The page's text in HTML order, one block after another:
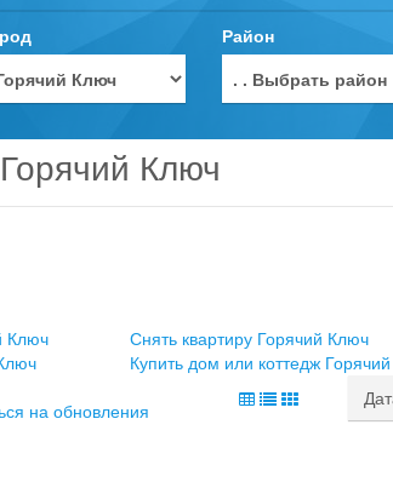
Район
. . Выбрать район
Ключ
Ключ Снять квартиру Горячий Ключ
Купить дом или коттедж
на обновления